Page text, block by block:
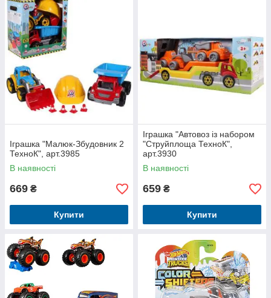
Іграшка "Малюк-Збудовник 2
ТехноК", арт.3985
В наявності
669 ₴
Купити
Іграшка "Автовоз із набором
"Струйплоща ТехноК",
арт.3930
В наявності
659 ₴
Купити